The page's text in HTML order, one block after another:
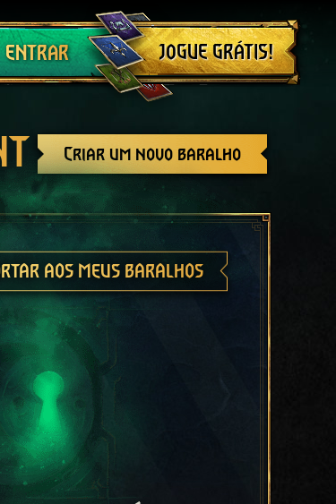
ENTRAR JOGUE GRÁTIS!
Criar um novo baralho
AOS MEUS BARALHOS